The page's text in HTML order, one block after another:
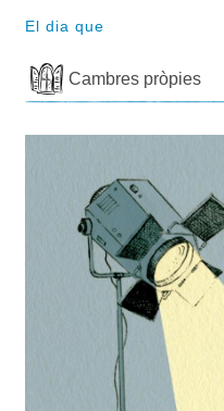
El dia que
Cambres pròpies